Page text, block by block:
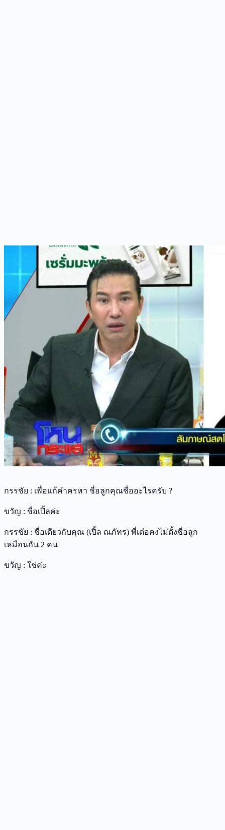
กรรชัย : เพื่อแก้คำครหา ชื่อลูกคุณชื่ออะไรครับ ?
ขวัญ : ชื่อเปิ้ลค่ะ
กรรชัย : ชื่อเดียวกับคุณ (เปิ้ล ณภัทร) พี่เด๋อคงไม่ตั้งชื่อลูก
เหมือนกัน 2 คน
ขวัญ : ใช่ค่ะ